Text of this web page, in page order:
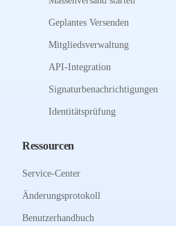
Geplantes Versenden
Mitgliedsverwaltung
API-Integration
Signaturbenachrichtigungen
Identitätsprüfung
Ressourcen
Service-Center
Änderungsprotokoll
Benutzerhandbuch